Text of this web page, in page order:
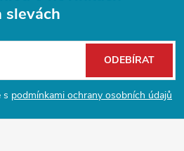
slevách
s podmínkami ochrany osobních údajů
ODEBÍRAT